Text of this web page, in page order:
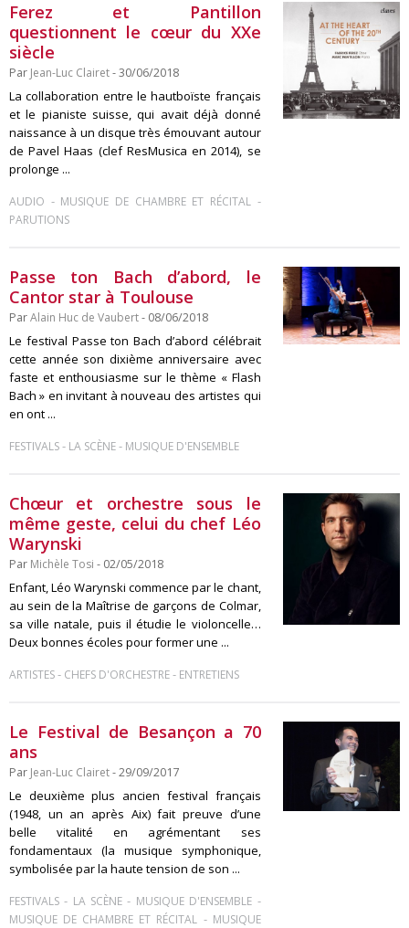
Ferez et Pantillon
questionnent le cœur du XXe
siècle
Par Jean-Luc Clairet- 30/06/2018
La collaboration entre le hautboïste français
et le pianiste suisse, qui avait déjà donné
naissance à un disque très émouvant autour
de Pavel Haas (clef ResMusica en 2014), se
prolonge ...
AUDIO - MUSIQUE DE CHAMBRE ET RÉCITAL-
PARUTIONS
Passe ton Bach d’abord, le
Cantor star à Toulouse
ParAlain Huc de Vaubert- 08/06/2018
Le festival Passe ton Bach d’abord célébrait
cette année son dixième anniversaire avec
faste et enthousiasme sur le thème « Flash
Bach » en invitant à nouveau des artistes qui
en ont ...
FESTIVALS- LA SCÈNE- MUSIQUE D'ENSEMBLE
Chœur et orchestre sous le
même geste, celui du chef Léo
Warynski
Par Michèle Tosi - 02/05/2018
Enfant, Léo Warynski commence par le chant,
au sein de la Maîtrise de garçons de Colmar,
sa ville natale, puis il étudie le violoncelle…
Deux bonnes écoles pour former une ...
ARTISTES- CHEFS D'ORCHESTRE- ENTRETIENS
Le Festival de Besançon a 70
ans
Par Jean-Luc Clairet- 29/09/2017
Le deuxième plus ancien festival français
(1948, un an après Aix) fait preuve d’une
belle vitalité en agrémentant ses
fondamentaux (la musique symphonique,
symbolisée par la haute tension de son ...
FESTIVALS - LA SCÈNE - MUSIQUE D'ENSEMBLE -
MUSIQUE DE CHAMBRE ET RÉCITAL - MUSIQUE